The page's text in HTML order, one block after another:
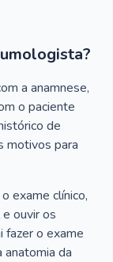
a anamnese,
o paciente
de
motivos para
exame clínico,
ouvir os
fazer o exame
anatomia da